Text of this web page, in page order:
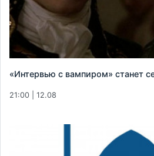
«Интервью с вампиром» станет
21:00 | 12.08